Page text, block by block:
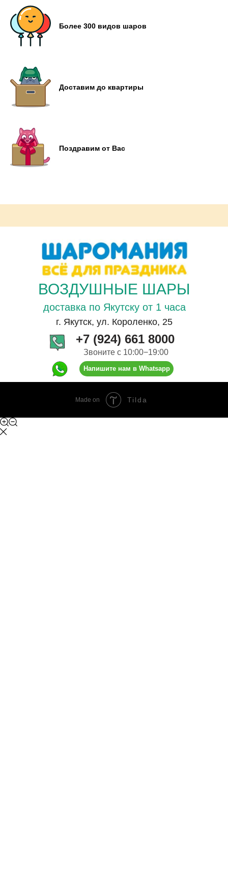
Более 300 видов шаров
Доставим до квартиры
Поздравим от Вас
ВОЗДУШНЫЕ ШАРЫ
доставка по Якутску от 1 часа
г. Якутск, ул. Короленко, 25
+7 (924) 661 8000
Напишите нам в Whatsapp
Звоните с 10:00−19:00
Made on Tilda